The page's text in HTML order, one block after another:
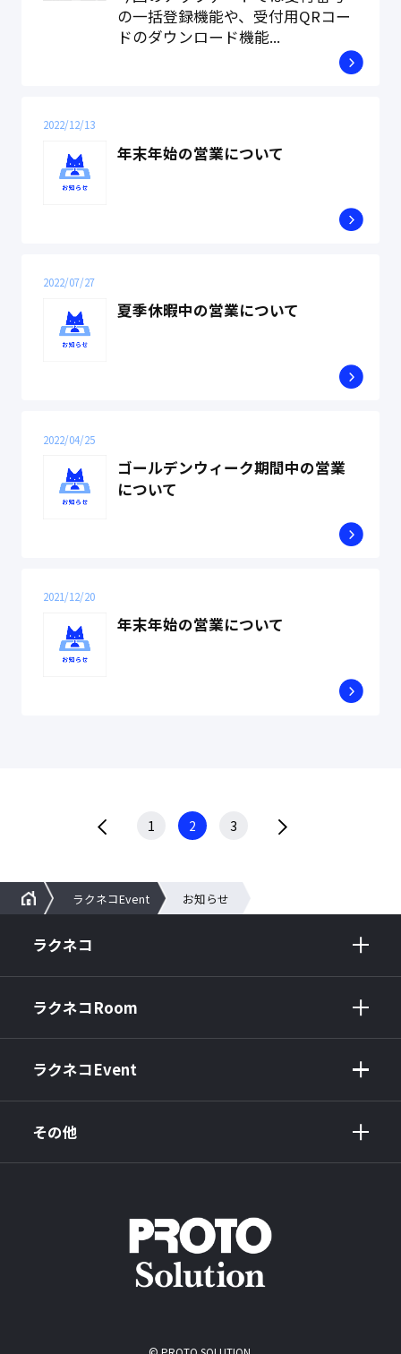
の一括登録機能や、受付用QRコー
ドのダウンロード機能...
2022/12/13
年末年始の営業について
2022/07/27
夏季休暇中の営業について
2022/04/25
ゴールデンウィーク期間中の営業
について
2021/12/20
年末年始の営業について
1 2 3
ラクネコEvent お知らせ
ラクネコ
ラクネコRoom
ラクネコEvent
その他